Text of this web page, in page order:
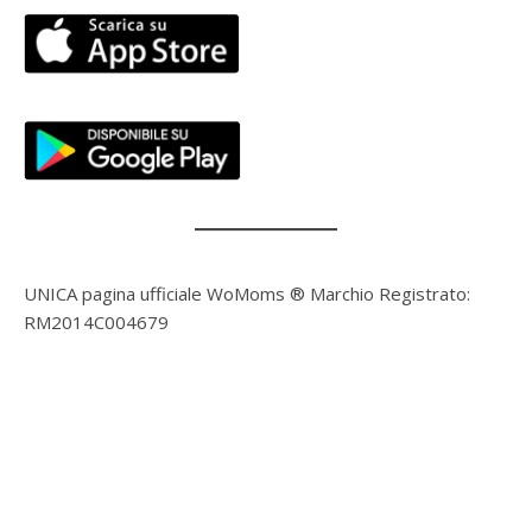
UNICA pagina ufficiale WoMoms ® Marchio Registrato:
RM2014C004679